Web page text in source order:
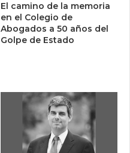
El camino de la memoria
en el Colegio de
Abogados a 50 años del
Golpe de Estado